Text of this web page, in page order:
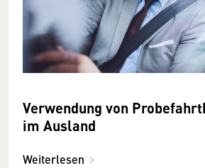
Verwendung von
im Ausland
Weiterlesen